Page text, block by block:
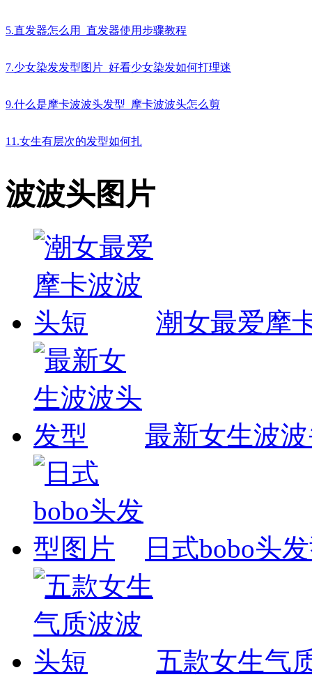
5.直发器怎么用_直发器使用步骤教程
7.少女染发发型图片_好看少女染发如何打理迷
9.什么是摩卡波波头发型_摩卡波波头怎么剪
11.女生有层次的发型如何扎
波波头图片
潮女最爱摩
最新女生波
日式bobo头
五款女生气